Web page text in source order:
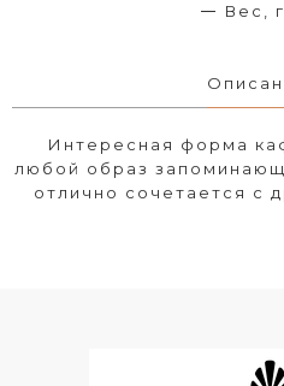
Вес,
Интересная форма
любой образ
отлично сочетается с